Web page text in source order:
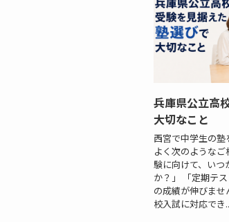
兵庫県公立高
大切なこと
西宮で中学生の塾
よく次のような
験に向けて、いつ
か？」 「定期テ
の成績が伸びま
校入試に対応でき